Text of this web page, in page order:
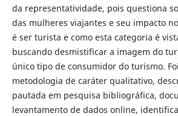
da representatividade, pois questiona
das mulheres viajantes e seu impacto
é ser turista e como esta categoria é
buscando desmistificar a imagem do
único tipo de consumidor do turismo.
metodologia de caráter qualitativo,
pautada em pesquisa bibliográfica,
levantamento de dados online,